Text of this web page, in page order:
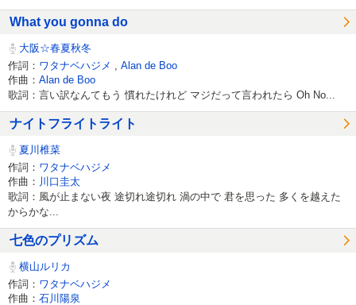
What you gonna do
大阪☆春夏秋冬
作詞： ワタナベハジメ
Alan de Boo
作曲： Alan de Boo
歌詞：言い訳なんてもう 慣れたけれど マジだって言われたら Oh No...
ナイトフライトライト
夏川椎菜
作詞： ワタナベハジメ
作曲： 川口圭太
歌詞：風が止まない夜 途切れ途切れ 渦の中で 君を思った 多くを越えた
からかな...
七色のプリズム
横山ルリカ
作詞： ワタナベハジメ
作曲： 石川陽泉